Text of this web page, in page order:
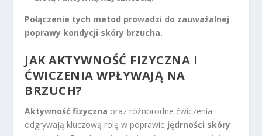
Połączenie tych metod prowadzi do zauważalnej
poprawy kondycji skóry brzucha.
JAK AKTYWNOŚĆ FIZYCZNA I
ĆWICZENIA WPŁYWAJĄ NA
BRZUCH?
Aktywność fizyczna oraz różnorodne ćwiczenia
odgrywają kluczową rolę w poprawie jędrności skóry